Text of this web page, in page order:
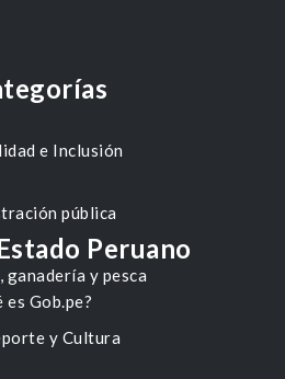
e Inclusión
pública
y pesca
y Cultura
Peruano
es Gob.pe?